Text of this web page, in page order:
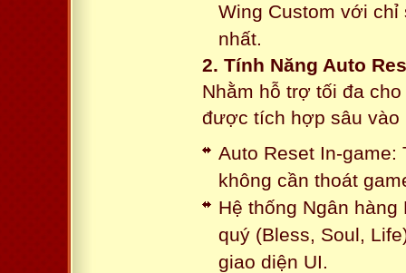
Wing Custom với
nhất.
2. Tính Năng Auto
Nhằm hỗ trợ tối đa
được tích hợp sâu vào
Auto Reset In-game:
không cần thoát
Hệ thống Ngân
quý (Bless, Soul,
giao diện UI.